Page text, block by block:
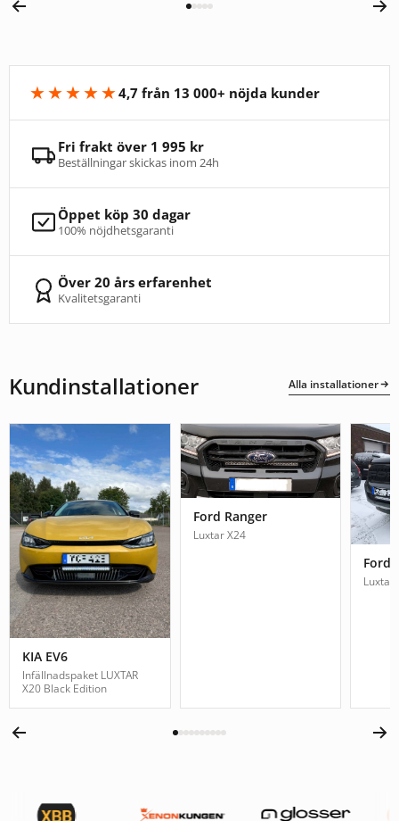
★★★★★4,7 från 13 000+ nöjda kunder
Fri frakt över 1 995 kr
Beställningar skickas inom 24h
Öppet köp 30 dagar
100% nöjdhetsgaranti
Över 20 års erfarenhet
Kvalitetsgaranti
Kundinstallationer Alla installationer
KIA EV6
Infällnadspaket LUXTAR
X20 Black Edition
Ford Ranger
Luxtar X24
Ford
Luxtar